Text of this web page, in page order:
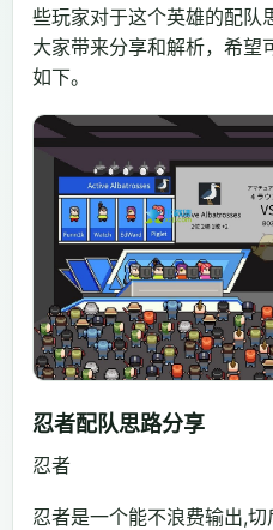
些玩家对于这个英雄的配队
大家带来分享和解析，希望
如下。
忍者配队思路分享
忍者
忍者是一个能不浪费输出,